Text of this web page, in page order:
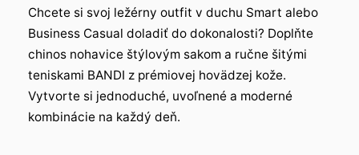
Chcete si svoj ležérny outfit v duchu Smart alebo
Business Casual doladiť do dokonalosti? Doplňte
chinos nohavice štýlovým sakom a ručne šitými
teniskami BANDI z prémiovej hovädzej kože.
Vytvorte si jednoduché, uvoľnené a moderné
kombinácie na každý deň.